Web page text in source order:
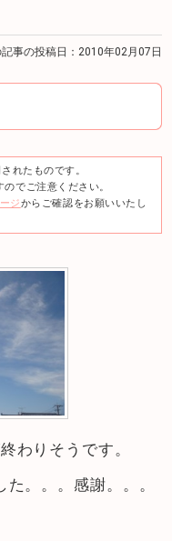
記事の投稿日：2010年02月07日
れたものです。
でご注意ください。
ジからご確認をお願いいたし
わりそうです。
。。。感謝。。。